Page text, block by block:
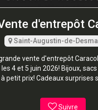
d'entrepôt
Saint-Augustin-de-
vente d'entrepôt
4 et 5 juin 2026! Bijoux,
à petit prix! Cadeaux surprises
Suivre